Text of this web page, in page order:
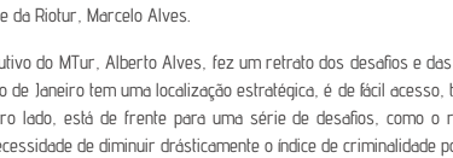
da Riotur, Marcelo Alves.
do MTur, Alberto Alves, fez um retrato dos desafios e
de Janeiro tem uma localização estratégica, é de fácil
lado, está de frente para uma série de desafios, como
de diminuir drásticamente o índice de criminalidade